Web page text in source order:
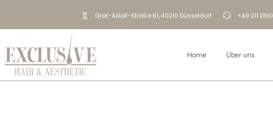
Graf-Adolf-Straße 61, 40210 Düsseldorf +49 211
- 18:00 Uhr
Home Über uns